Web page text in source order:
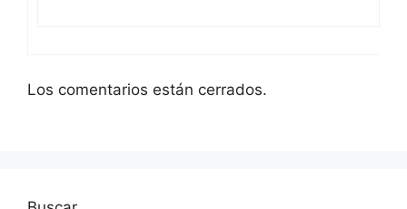
Los comentarios están cerrados.